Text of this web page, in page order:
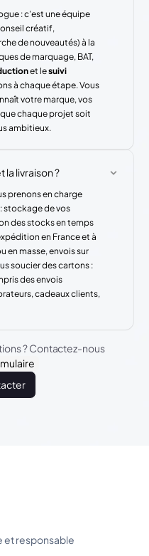
: c'est une équipe
créatif,
de nouveautés) à la
de marquage, BAT,
et lesuivi
à chaque étape. Vous
votre marque, vos
chaque projet soit
ambitieux.
livraison ?
prenons en charge
: stockage de vos
des stocks en temps
en France et à
en masse, envois sur
soucier des cartons :
des envois
cadeaux clients,
? Contactez-nous
et responsable